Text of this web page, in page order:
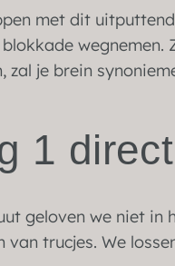
met dit
wegnemen.
zal je brein
1
geloven we niet in
van trucjes. We